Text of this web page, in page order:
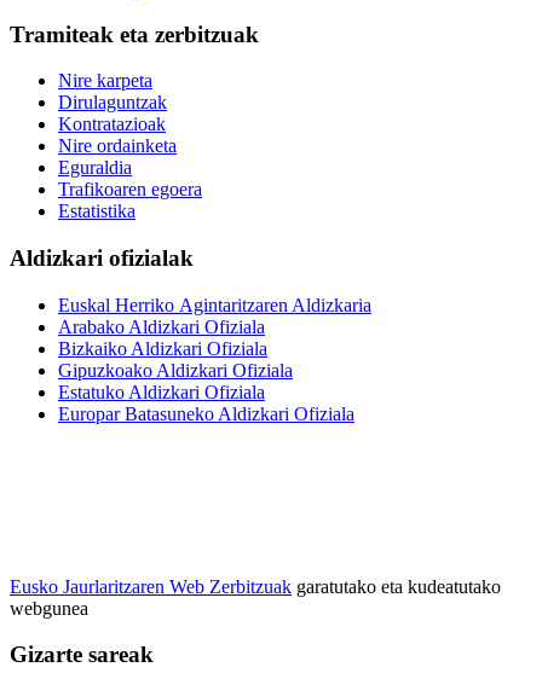
Tramiteak eta zerbitzuak
Nire karpeta
Dirulaguntzak
Kontratazioak
Nire ordainketa
Eguraldia
Trafikoaren egoera
Estatistika
Aldizkari ofizialak
Euskal Herriko Agintaritzaren Aldizkaria
Arabako Aldizkari Ofiziala
Bizkaiko Aldizkari Ofiziala
Gipuzkoako Aldizkari Ofiziala
Estatuko Aldizkari Ofiziala
Europar Batasuneko Aldizkari Ofiziala
Eusko Jaurlaritzaren Web Zerbitzuak garatutako eta kudeatutako
webgunea
Gizarte sareak